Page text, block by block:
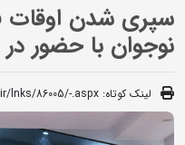
سپری شدن اوقات
نوجوان با حضور در
لینک کوتاه: lnks/86005/-.aspx